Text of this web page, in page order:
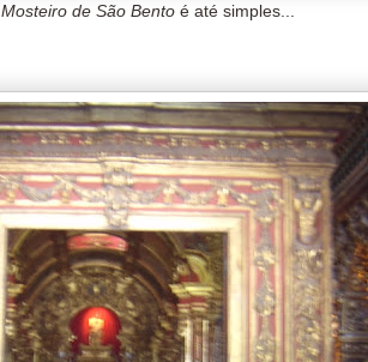
Mosteiro de São Bento é até simples...